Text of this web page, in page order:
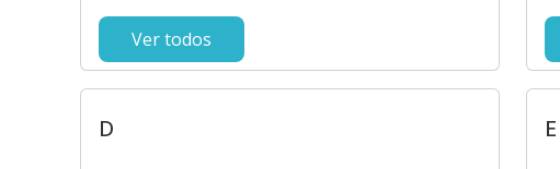
Ver todos
D E